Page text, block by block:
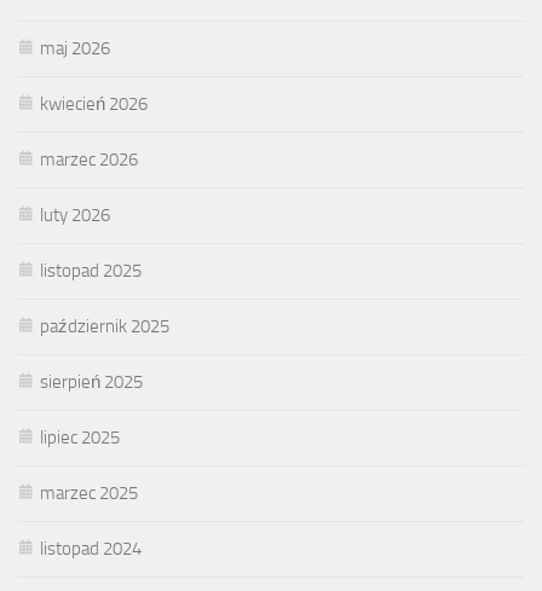
maj 2026
kwiecień 2026
marzec 2026
luty 2026
listopad 2025
październik 2025
sierpień 2025
lipiec 2025
marzec 2025
listopad 2024